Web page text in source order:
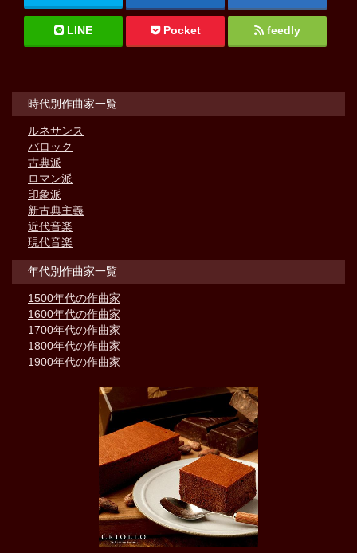
LINE Pocket feedly
時代別作曲家一覧
ルネサンス
バロック
古典派
ロマン派
印象派
新古典主義
近代音楽
現代音楽
年代別作曲家一覧
1500年代の作曲家
1600年代の作曲家
1700年代の作曲家
1800年代の作曲家
1900年代の作曲家